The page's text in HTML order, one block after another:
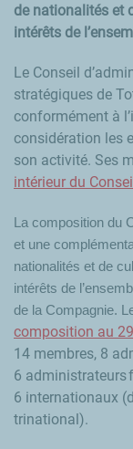
de nationalités et
intérêts de
Le Conseil
stratégiques de
conformément à
considération les
son activité. Ses
intérieur du
La composition du
et une
nationalités et de
intérêts de
de la Compagnie.
composition au 29
14 membres, 8
6 administrateurs
6 internationaux
trinational).